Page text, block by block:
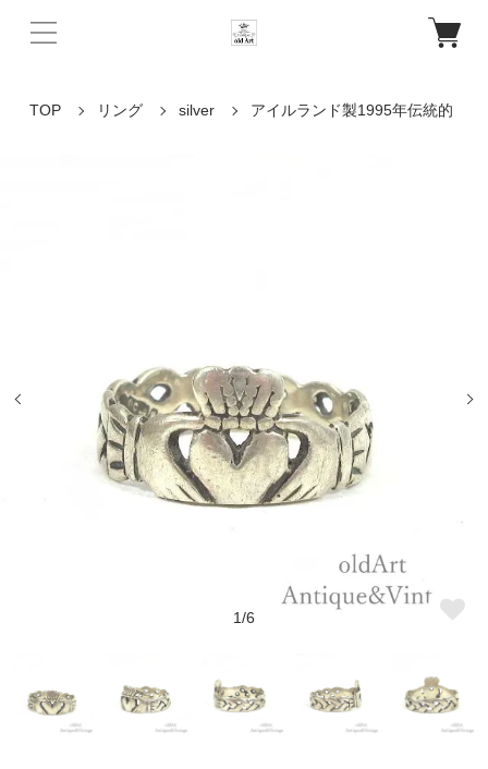
TOP リング silver アイルランド製1995年伝統的
1/6